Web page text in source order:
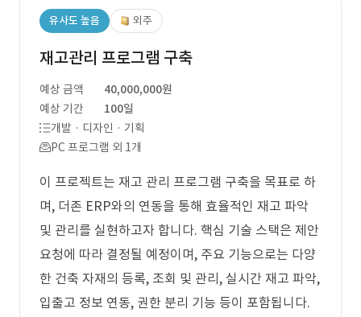
유사도 높음 외주
재고관리 프로그램 구축
예상 금액
40,000,000원
예상 기간
100일
개발 · 디자인 · 기획
PC 프로그램 외 1개
이 프로젝트는 재고 관리 프로그램 구축을 목표로 하
며, 더존 ERP와의 연동을 통해 효율적인 재고 파악
및 관리를 실현하고자 합니다. 핵심 기술 스택은 제안
요청에 따라 결정될 예정이며, 주요 기능으로는 다양
한 건축 자재의 등록, 조회 및 관리, 실시간 재고 파악,
입출고 정보 연동, 권한 분리 기능 등이 포함됩니다.